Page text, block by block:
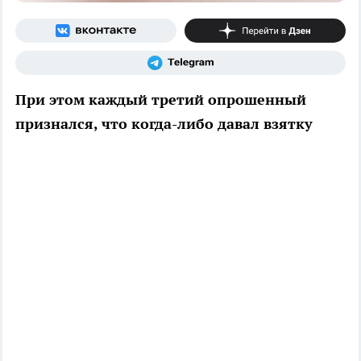
При этом каждый третий опрошенный
признался, что когда-либо давал взятку